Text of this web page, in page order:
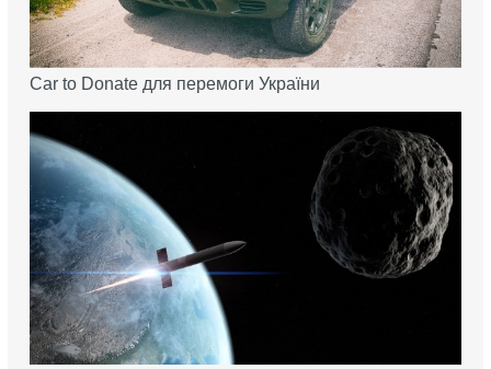
Car to Donate для перемоги України